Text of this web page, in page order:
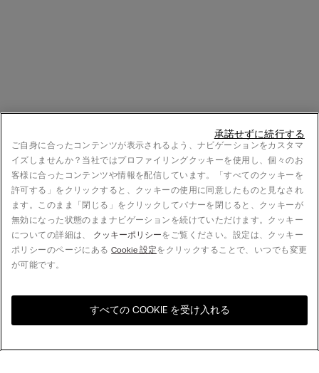
お住まいの国のオンライン
United States
ご自身に合ったコンテンツが表示されるよう、ナビゲーションをカスタマ
イズしませんか？当社ではプロファイリングクッキーを使用し、個々のお
客様に合ったコンテンツや情報を配信しています。「すべてのクッキーを
許可する」をクリックすると、クッキーの使用に同意したものと見なされ
ます。このまま「閉じる」をクリックしてバナーを閉じると、クッキーが
無効になった状態のままナビゲーションを続けていただけます。クッキー
についての詳細は、 クッキーポリシーをご覧ください。設定は、クッキー
ポリシーのページにあるCookie 設定をクリックすることで、いつでも変更
が可能です。
すべての COOKIE を受け入れる
承諾せずに続行する